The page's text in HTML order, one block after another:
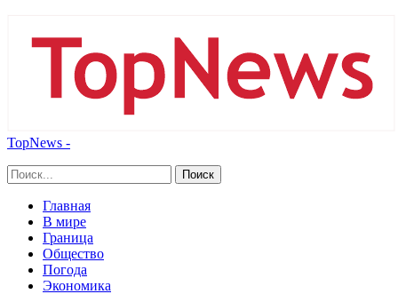
TopNews -
Главная
В мире
Граница
Общество
Погода
Экономика